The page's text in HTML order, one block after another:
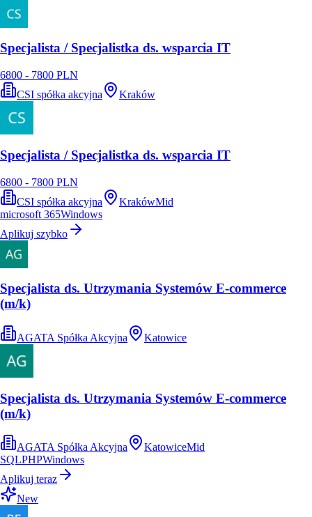
Specjalista / Specjalistka ds. wsparcia IT
6800 - 7800 PLN
CSI spółka akcyjna
Kraków
Specjalista / Specjalistka ds. wsparcia IT
6800 - 7800 PLN
CSI spółka akcyjna
KrakówMid
microsoft 365Windows
Aplikuj szybko
Specjalista ds. Utrzymania Systemów E-commerce
(m/k)
AGATA Spółka Akcyjna Katowice
Specjalista ds. Utrzymania Systemów E-commerce
(m/k)
AGATA Spółka Akcyjna KatowiceMid
SQLPHPWindows
Aplikuj teraz
New